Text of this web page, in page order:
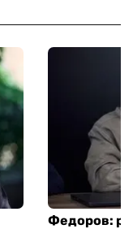
Федоров: